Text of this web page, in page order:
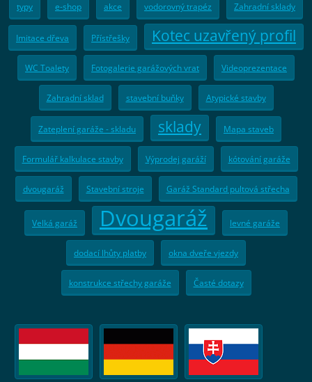
typy e-shop akce vodorovný trapéz Zahradní sklady
Imitace dřeva Přístřešky Kotec uzavřený profil
WC Toalety Fotogalerie garážových vrat Videoprezentace
Zahradní sklad stavební buňky Atypické stavby
Zateplení garáže - skladu sklady Mapa staveb
Formulář kalkulace stavby Výprodej garáží kótování garáže
dvougaráž Stavební stroje Garáž Standard pultová střecha
Velká garáž Dvougaráž levné garáže
dodací lhůty platby okna dveře vjezdy
konstrukce střechy garáže Časté dotazy